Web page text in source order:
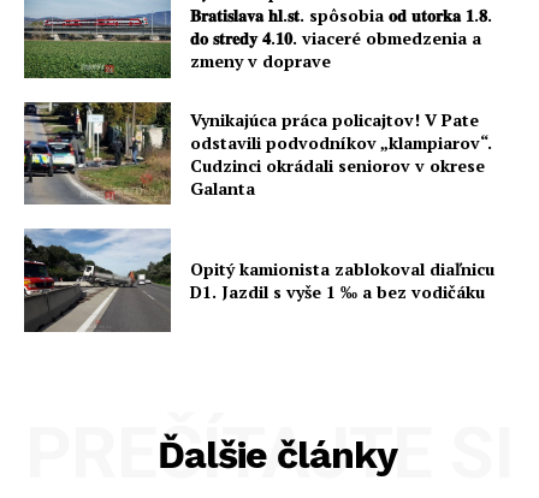
𝐁𝐫𝐚𝐭𝐢𝐬𝐥𝐚𝐯𝐚 𝐡𝐥.𝐬𝐭. spôsobia 𝐨𝐝 𝐮𝐭𝐨𝐫𝐤𝐚 𝟏.𝟖.
𝐝𝐨 𝐬𝐭𝐫𝐞𝐝𝐲 𝟒.𝟏𝟎. viaceré obmedzenia a
zmeny v doprave
Vynikajúca práca policajtov! V Pate
odstavili podvodníkov „klampiarov“.
Cudzinci okrádali seniorov v okrese
Galanta
Opitý kamionista zablokoval diaľnicu
D1. Jazdil s vyše 1 ‰ a bez vodičáku
Ďalšie články
PREČÍTAJTE SI